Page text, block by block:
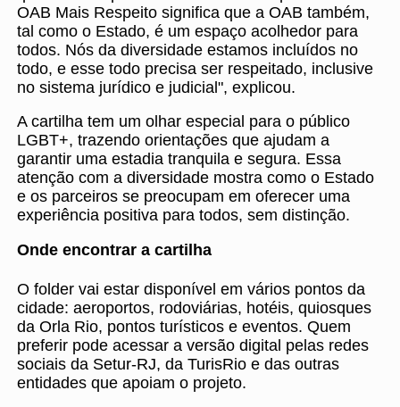
OAB Mais Respeito significa que a OAB também,
tal como o Estado, é um espaço acolhedor para
todos. Nós da diversidade estamos incluídos no
todo, e esse todo precisa ser respeitado, inclusive
no sistema jurídico e judicial", explicou.
A cartilha tem um olhar especial para o público
LGBT+, trazendo orientações que ajudam a
garantir uma estadia tranquila e segura. Essa
atenção com a diversidade mostra como o Estado
e os parceiros se preocupam em oferecer uma
experiência positiva para todos, sem distinção.
Onde encontrar a cartilha
O folder vai estar disponível em vários pontos da
cidade: aeroportos, rodoviárias, hotéis, quiosques
da Orla Rio, pontos turísticos e eventos. Quem
preferir pode acessar a versão digital pelas redes
sociais da Setur-RJ, da TurisRio e das outras
entidades que apoiam o projeto.